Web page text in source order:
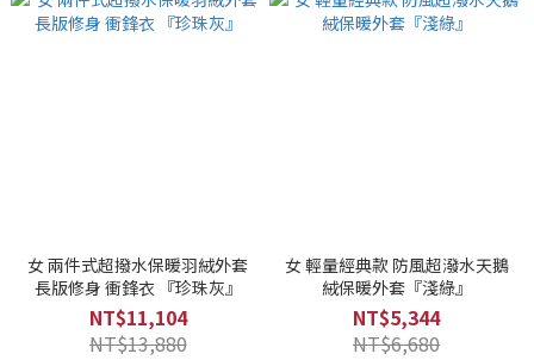
女 兩件式超撥水保暖羽絨外套
長版修身 衝鋒衣 『珍珠灰』
NT$11,104
NT$13,880
女 輕量經典款 防風超潑水天鵝
絨保暖外套『淺綠』
NT$5,344
NT$6,680